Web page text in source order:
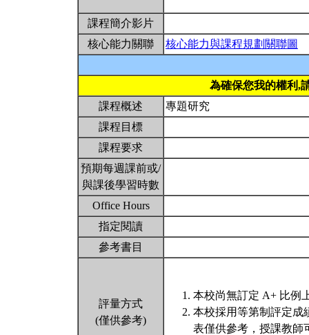
課程簡介影片
核心能力關聯
核心能力與課程規劃關聯圖
為確保您我的權利,
課程概述
專題研究
課程目標
課程要求
預期每週課前或/
與課後學習時數
Office Hours
指定閱讀
參考書目
評量方式
(僅供參考)
本校尚無訂定 A+ 比例
本校採用等第制評定成
表僅供參考，授課教師